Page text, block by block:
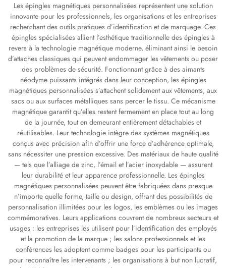
Les épingles magnétiques personnalisées représentent une solution
innovante pour les professionnels, les organisations et les entreprises
recherchant des outils pratiques d’identification et de marquage. Ces
épingles spécialisées allient l’esthétique traditionnelle des épingles à
revers à la technologie magnétique moderne, éliminant ainsi le besoin
d’attaches classiques qui peuvent endommager les vêtements ou poser
des problèmes de sécurité. Fonctionnant grâce à des aimants
néodyme puissants intégrés dans leur conception, les épingles
magnétiques personnalisées s’attachent solidement aux vêtements, aux
sacs ou aux surfaces métalliques sans percer le tissu. Ce mécanisme
magnétique garantit qu’elles restent fermement en place tout au long
de la journée, tout en demeurant entièrement détachables et
réutilisables. Leur technologie intègre des systèmes magnétiques
conçus avec précision afin d’offrir une force d’adhérence optimale,
sans nécessiter une pression excessive. Des matériaux de haute qualité
— tels que l’alliage de zinc, l’émail et l’acier inoxydable — assurent
leur durabilité et leur apparence professionnelle. Les épingles
magnétiques personnalisées peuvent être fabriquées dans presque
n’importe quelle forme, taille ou design, offrant des possibilités de
personnalisation illimitées pour les logos, les emblèmes ou les images
commémoratives. Leurs applications couvrent de nombreux secteurs et
usages : les entreprises les utilisent pour l’identification des employés
et la promotion de la marque ; les salons professionnels et les
conférences les adoptent comme badges pour les participants ou
pour reconnaître les intervenants ; les organisations à but non lucratif,